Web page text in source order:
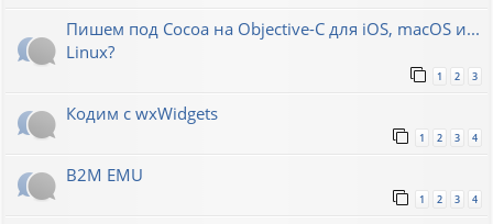
Пишем под Cocoa на Objective-C для iOS, macOS и...
Linux?
1 2 3
Кодим с wxWidgets
1 2 3 4
B2M EMU
1 2 3 4